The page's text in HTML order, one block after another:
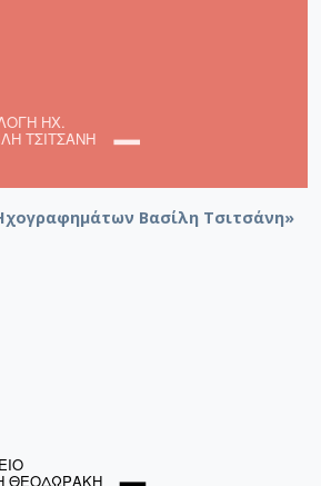
Βασίλη Τσιτσάνη»